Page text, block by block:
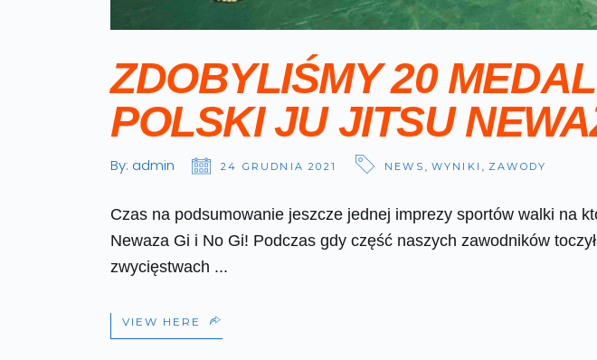
ZDOBYLIŚMY 20
POLSKI JU JITSU
By: admin 24 GRUDNIA 2021 NEWS WYNIKI ZAWODY
Czas na podsumowanie jeszcze jednej imprezy sportów walki na
Newaza Gi i No Gi! Podczas gdy część naszych zawodników
zwycięstwach
VIEW HERE